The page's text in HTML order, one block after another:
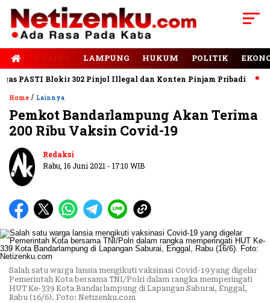
LAMPUNG HUKUM POLITIK
PASTI Blokir 302 Pinjol Illegal dan Konten Pinjam Pribadi
Home / Lainnya
Pemkot Bandarlampung Akan Terima
200 Ribu Vaksin Covid-19
Redaksi
Rabu, 16 Juni 2021 - 17:10 WIB
Salah satu warga lansia mengikuti vaksinasi Covid-19 yang digelar
Pemerintah Kota bersama TNI/Polri dalam rangka memperingati
HUT Ke-339 Kota Bandarlampung di Lapangan Saburai, Enggal,
Rabu (16/6). Foto: Netizenku.com